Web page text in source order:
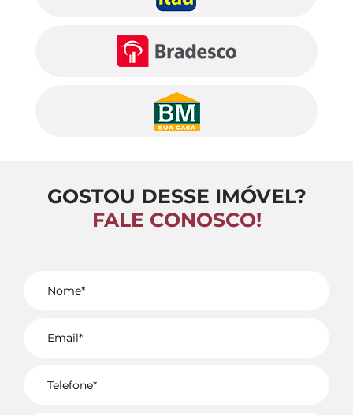
GOSTOU DESSE IMÓVEL?
FALE CONOSCO!